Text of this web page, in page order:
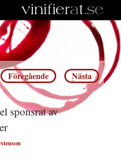
Inläggsnavigering
Föregående Nästa
sponsrat av